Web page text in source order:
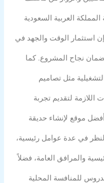
العربية السعودية
استثمار الوقت والجهد في
نجاح المشروع. كما
مثل تصاميم
اللازمة لتقديم تجربة
موقع لإنشاء حديقة
في عدة عوامل رئيسية،
والمرافق العامة، فضلاً
للمنافسة المحلية